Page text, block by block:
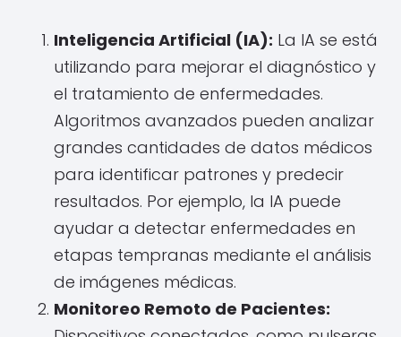
Inteligencia Artificial (IA): La IA se está
utilizando para mejorar el diagnóstico y
el tratamiento de enfermedades.
Algoritmos avanzados pueden analizar
grandes cantidades de datos médicos
para identificar patrones y predecir
resultados. Por ejemplo, la IA puede
ayudar a detectar enfermedades en
etapas tempranas mediante el análisis
de imágenes médicas.
Monitoreo Remoto de Pacientes: